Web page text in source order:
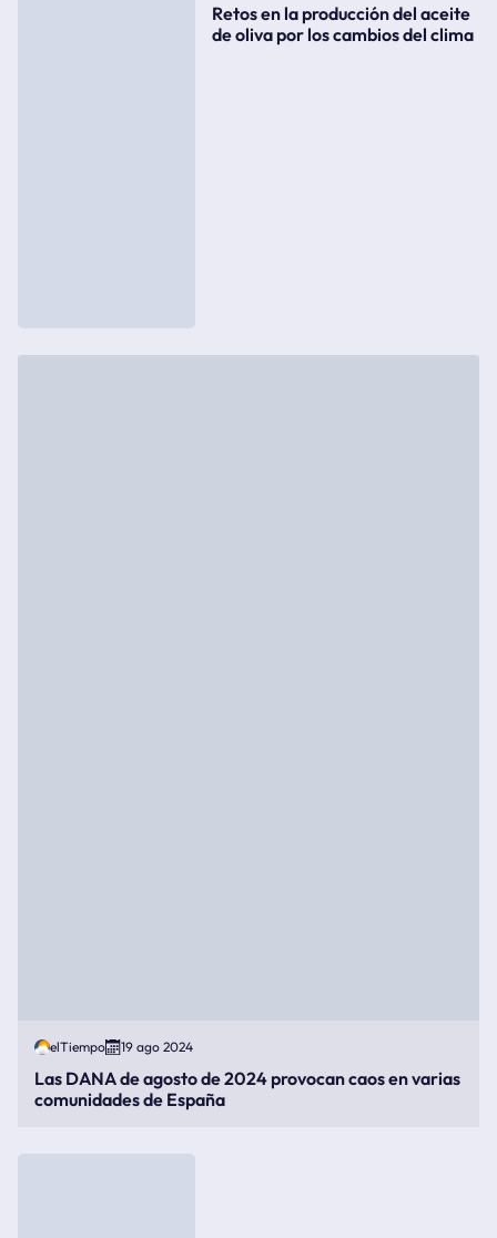
Retos en la producción del aceite
de oliva por los cambios del clima
elTiempo 19 ago 2024
Las DANA de agosto de 2024 provocan caos en varias
comunidades de España